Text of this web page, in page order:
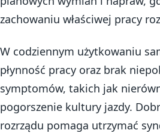
zachowaniu właściwej pracy
W codziennym użytkowaniu
płynność pracy oraz brak
symptomów, takich jak
pogorszenie kultury jazdy.
rozrządu pomaga utrzymać